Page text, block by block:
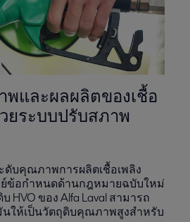
และผลผลิตของเชื้อ
ยระบบปรับสภาพ
บคุณภาพการผลิตเชื้อเพลิง
ข้อกำหนดด้านกฎหมายฉบับใหม่
HVO ของ Alfa Laval สามารถ
ให้เป็นวัตถุดิบคุณภาพสูงสำหรับ